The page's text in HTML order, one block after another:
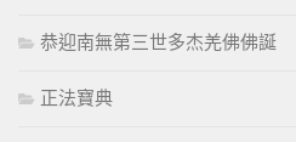
恭迎南無第三世多杰羌佛佛誕
正法寶典